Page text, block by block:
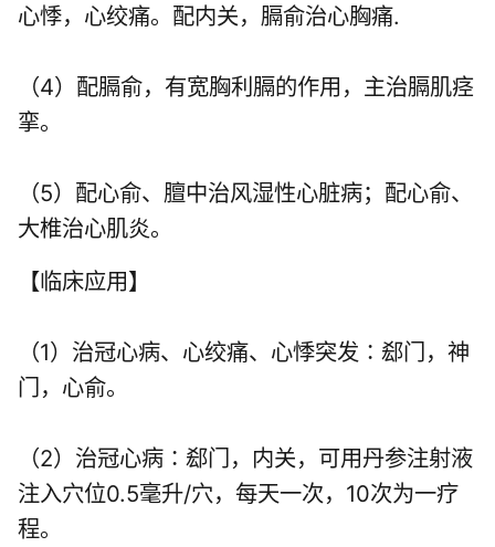
心悸，心绞痛。配内关，膈俞治心胸痛.
（4）配膈俞，有宽胸利膈的作用，主治膈肌痉
挛。
（5）配心俞、膻中治风湿性心脏病；配心俞、
大椎治心肌炎。
【临床应用】
（1）治冠心病、心绞痛、心悸突发∶郄门，神
门，心俞。
（2）治冠心病∶郄门，内关，可用丹参注射液
注入穴位0.5毫升/穴，每天一次，10次为一疗
程。